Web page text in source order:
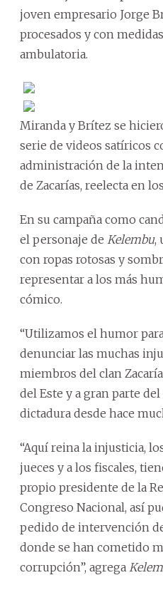
joven empresario Jorge
procesados y con
ambulatoria.
Miranda y Brítez se
serie de videos satíricos
administración de la
de Zacarías, reelecta en
En su campaña como
el personaje de Kelembu,
con ropas rotosas y
representar a los más
cómico.
“Utilizamos el humor
denunciar las muchas
miembros del clan
del Este y a gran parte
dictadura desde hace
“Aquí reina la injusticia,
jueces y a los fiscales,
propio presidente de la
Congreso Nacional, así
pedido de intervención
donde se han cometido
corrupción”, agrega